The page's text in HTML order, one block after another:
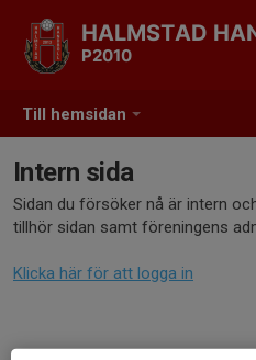
Till hemsidan
HALMSTAD
P2010
Intern sida
Sidan du försöker nå är intern
tillhör sidan samt föreningens
Klicka här för att logga in